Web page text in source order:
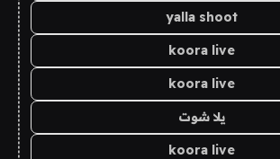
yalla shoot
koora live
koora live
يلا شوت
koora live